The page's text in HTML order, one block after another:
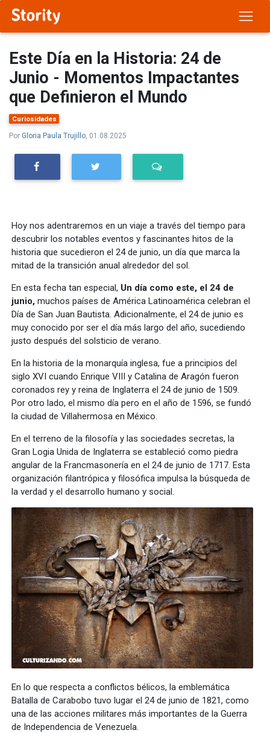
Este Día en la Historia: 24 de
Junio - Momentos Impactantes
que Definieron el Mundo
Curiosidades
Por Gloria Paula Trujillo , 01.08.2025
Hoy nos adentraremos en un viaje a través del tiempo para
descubrir los notables eventos y fascinantes hitos de la
historia que sucedieron el 24 de junio, un día que marca la
mitad de la transición anual alrededor del sol.
En esta fecha tan especial, Un día como este, el 24 de
junio,muchos países de América Latinoamérica celebran el
Día de San Juan Bautista. Adicionalmente, el 24 de junio es
muy conocido por ser el día más largo del año, sucediendo
justo después del solsticio de verano.
En la historia de la monarquía inglesa, fue a principios del
siglo XVI cuando Enrique VIII y Catalina de Aragón fueron
coronados rey y reina de Inglaterra el 24 de junio de 1509.
Por otro lado, el mismo día pero en el año de 1596, se fundó
la ciudad de Villahermosa en México.
En el terreno de la filosofía y las sociedades secretas, la
Gran Logia Unida de Inglaterra se estableció como piedra
angular de la Francmasonería en el 24 de junio de 1717. Esta
organización filantrópica y filosófica impulsa la búsqueda de
la verdad y el desarrollo humano y social.
En lo que respecta a conflictos bélicos, la emblemática
Batalla de Carabobo tuvo lugar el 24 de junio de 1821, como
una de las acciones militares más importantes de la Guerra
de Independencia de Venezuela.